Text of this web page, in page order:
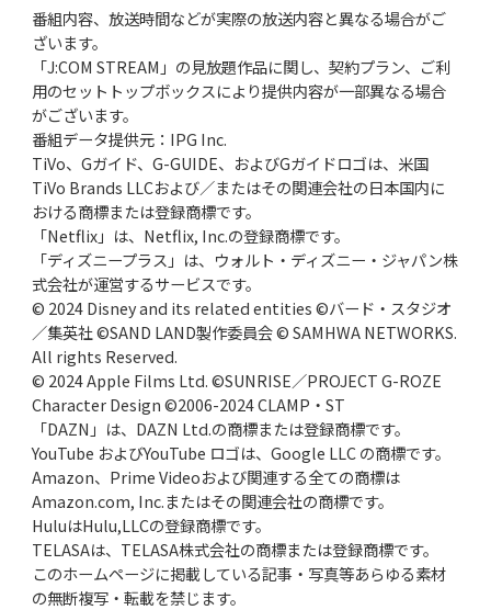
番組内容、放送時間などが実際の放送内容と異なる場合がご
ざいます。
「J:COM STREAM」の見放題作品に関し、契約プラン、ご利
用のセットトップボックスにより提供内容が一部異なる場合
がございます。
番組データ提供元：IPG Inc.
TiVo、Gガイド、G-GUIDE、およびGガイドロゴは、米国
TiVo Brands LLCおよび／またはその関連会社の日本国内に
おける商標または登録商標です。
「Netflix」は、Netflix, Inc.の登録商標です。
「ディズニープラス」は、ウォルト・ディズニー・ジャパン株
式会社が運営するサービスです。
© 2024 Disney and its related entities ©バード・スタジオ
／集英社 ©SAND LAND製作委員会 © SAMHWA NETWORKS.
All rights Reserved.
© 2024 Apple Films Ltd. ©SUNRISE／PROJECT G-ROZE
Character Design ©2006-2024 CLAMP・ST
「DAZN」は、DAZN Ltd.の商標または登録商標です。
YouTube およびYouTube ロゴは、Google LLC の商標です。
Amazon、Prime Videoおよび関連する全ての商標は
Amazon.com, Inc.またはその関連会社の商標です。
HuluはHulu,LLCの登録商標です。
TELASAは、TELASA株式会社の商標または登録商標です。
このホームページに掲載している記事・写真等あらゆる素材
の無断複写・転載を禁じます。